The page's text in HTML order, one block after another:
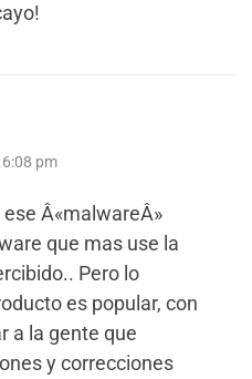
pm
Â«malwareÂ»
que mas use la
Pero lo
es popular, con
a la gente que
y correcciones